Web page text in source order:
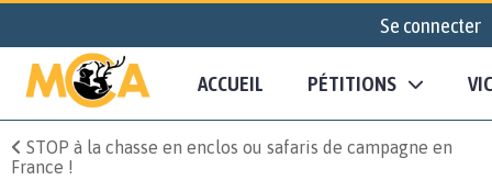
Se connecter
ACCUEIL PÉTITIONS
STOP à la chasse en enclos ou safaris de campagne en
France !